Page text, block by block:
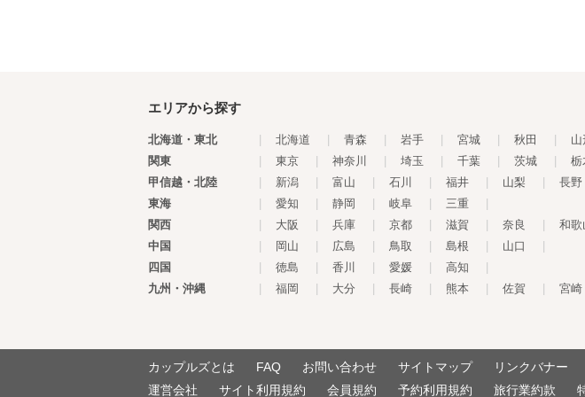
エリアから探す
北海道・東北 北海道 青森 岩手 宮城 秋田 山
関東
東京 神奈川 埼玉 千葉 茨城 栃
甲信越・北陸
新潟 富山 石川 福井 山梨 長野
東海
愛知 静岡 岐阜 三重
関西
大阪 兵庫 京都 滋賀 奈良 和歌
中国
岡山 広島 鳥取 島根 山口
四国
徳島 香川 愛媛 高知
九州・沖縄
福岡 大分 長崎 熊本 佐賀 宮崎
カップルズとは FAQ お問い合わせ サイトマップ リンクバナー
運営会社
サイト利用規約 会員規約 予約利用規約 旅行業約款